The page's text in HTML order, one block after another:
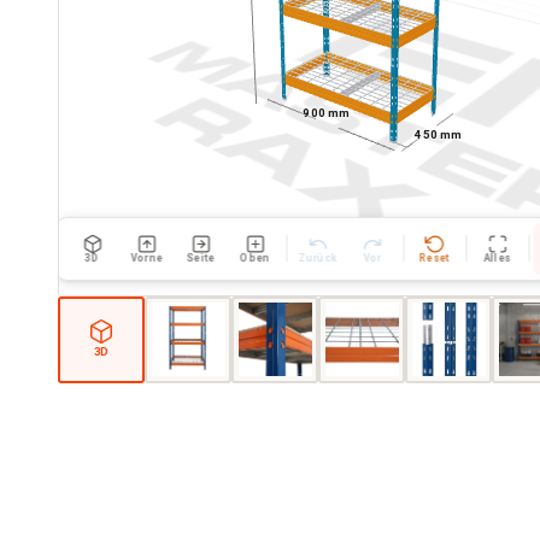
900 mm
450 mm
3D Vorne Seite Oben Zurück Vor Reset Alles
3D